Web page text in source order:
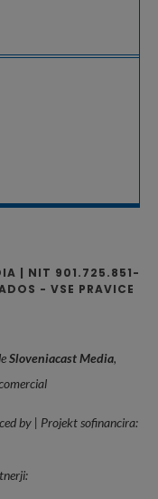
| NIT 901.725.851-
- VSE PRAVICE
Sloveniacast Media,
by | Projekt sofinancira: